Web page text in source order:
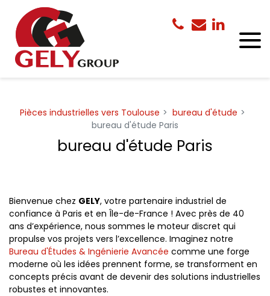
Pièces industrielles vers Toulouse
bureau d'étude
bureau d'étude Paris
bureau d'étude Paris
Bienvenue chez GELY, votre partenaire industriel de
confiance à Paris et en Île-de-France ! Avec près de 40
ans d’expérience, nous sommes le moteur discret qui
propulse vos projets vers l’excellence. Imaginez notre
Bureau d'Études & Ingénierie Avancée comme une forge
moderne où les idées prennent forme, se transforment en
concepts précis avant de devenir des solutions industrielles
robustes et innovantes.
Panneau de gestion des cookies